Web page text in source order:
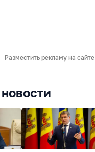
Разместить рекламу на сайте